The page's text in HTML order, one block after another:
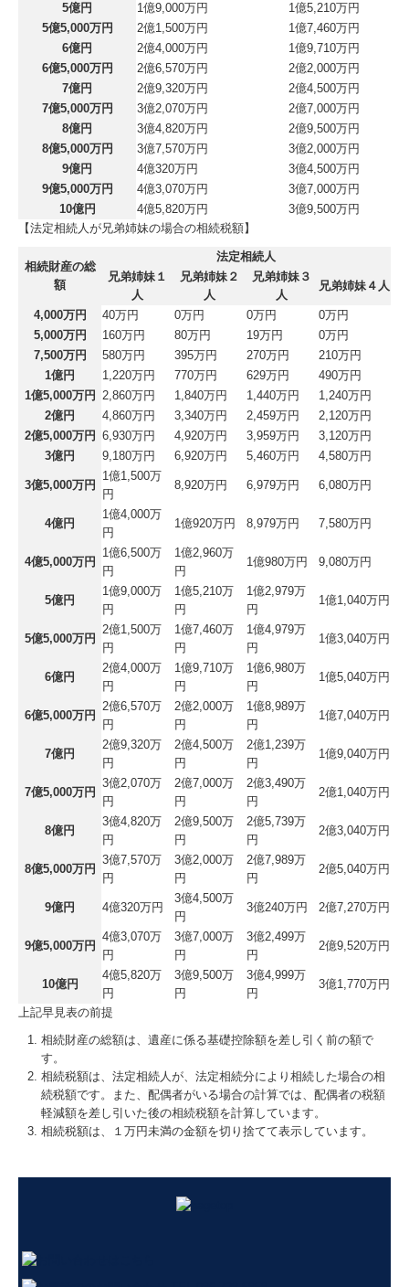
5億円
1億9,000万円
1億5,210万円
5億5,000万円
2億1,500万円
1億7,460万円
6億円
2億4,000万円
1億9,710万円
6億5,000万円
2億6,570万円
2億2,000万円
7億円
2億9,320万円
2億4,500万円
7億5,000万円
3億2,070万円
2億7,000万円
8億円
3億4,820万円
2億9,500万円
8億5,000万円
3億7,570万円
3億2,000万円
9億円
4億320万円
3億4,500万円
9億5,000万円
4億3,070万円
3億7,000万円
10億円
4億5,820万円
3億9,500万円
【法定相続人が兄弟姉妹の場合の相続税額】
相続財産の総
額
法定相続人
兄弟姉妹１
人
兄弟姉妹２
人
兄弟姉妹３
人
兄弟姉妹４人
4,000万円 40万円 0万円 0万円
0万円
5,000万円
160万円 80万円 19万円
0万円
7,500万円
580万円 395万円 270万円
210万円
1億円
1,220万円 770万円 629万円
490万円
1億5,000万円 2,860万円 1,840万円 1,440万円
1,240万円
2億円
4,860万円 3,340万円 2,459万円
2,120万円
2億5,000万円 6,930万円 4,920万円 3,959万円
3,120万円
3億円
9,180万円 6,920万円 5,460万円 4,580万円
3億5,000万円
1億1,500万
円
8,920万円 6,979万円 6,080万円
4億円
1億4,000万
円
1億920万円 8,979万円 7,580万円
4億5,000万円
1億6,500万
円
1億2,960万
円
1億980万円 9,080万円
5億円
1億9,000万
円
1億5,210万
円
1億2,979万
円
1億1,040万円
5億5,000万円
2億1,500万
円
1億7,460万
円
1億4,979万
円
1億3,040万円
6億円
2億4,000万
円
1億9,710万
円
1億6,980万
円
1億5,040万円
6億5,000万円
2億6,570万
円
2億2,000万
円
1億8,989万
円
1億7,040万円
7億円
2億9,320万
円
2億4,500万
円
2億1,239万
円
1億9,040万円
7億5,000万円
3億2,070万
円
2億7,000万
円
2億3,490万
円
2億1,040万円
8億円
3億4,820万
円
2億9,500万
円
2億5,739万
円
2億3,040万円
8億5,000万円
3億7,570万
円
3億2,000万
円
2億7,989万
円
2億5,040万円
9億円 4億320万円
3億4,500万
円
3億240万円 2億7,270万円
9億5,000万円
4億3,070万
円
3億7,000万
円
3億2,499万
円
2億9,520万円
10億円
4億5,820万
円
3億9,500万
円
3億4,999万
円
3億1,770万円
上記早見表の前提
相続財産の総額は、遺産に係る基礎控除額を差し引く前の額で
す。
相続税額は、法定相続人が、法定相続分により相続した場合の相
続税額です。また、配偶者がいる場合の計算では、配偶者の税額
軽減額を差し引いた後の相続税額を計算しています。
相続税額は、１万円未満の金額を切り捨てて表示しています。